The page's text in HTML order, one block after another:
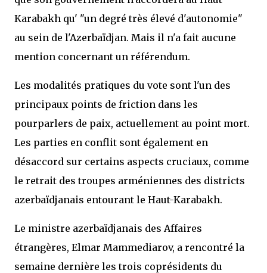
Karabakh qu' "un degré très élevé d'autonomie"
au sein de l'Azerbaïdjan. Mais il n'a fait aucune
mention concernant un référendum.
Les modalités pratiques du vote sont l'un des
principaux points de friction dans les
pourparlers de paix, actuellement au point mort.
Les parties en conflit sont également en
désaccord sur certains aspects cruciaux, comme
le retrait des troupes arméniennes des districts
azerbaïdjanais entourant le Haut-Karabakh.
Le ministre azerbaïdjanais des Affaires
étrangères, Elmar Mammediarov, a rencontré la
semaine dernière les trois coprésidents du